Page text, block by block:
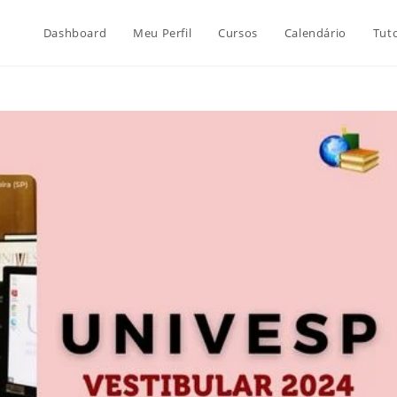
Dashboard Meu Perfil Cursos Calendário